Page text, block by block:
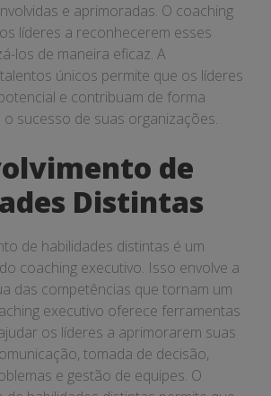
e aprimoradas. O coaching
líderes a reconhecerem esses
los de maneira eficaz. A
únicos permite que os líderes
e contribuam de forma
o sucesso de suas organizações.
de
Distintas
de habilidades distintas é um
coaching executivo. Isso envolve a
das competências que tornam um
executivo oferece ferramentas
os líderes a aprimorarem suas
tomada de decisão,
e gestão de equipes. O